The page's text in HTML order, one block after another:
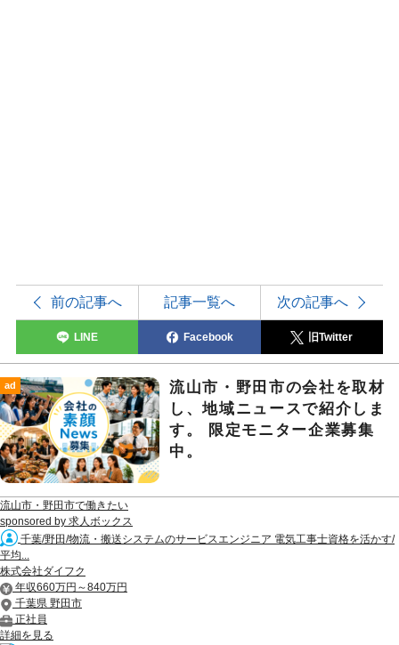
前の記事へ 記事一覧へ 次の記事へ
LINE Facebook 旧Twitter
ad
流山市・野田市の会社を取材
し、地域ニュースで紹介しま
す。 限定モニター企業募集
中。
流山市・野田市で働きたい
sponsored by 求人ボックス
千葉/野田/物流・搬送システムのサービスエンジニア 電気工事士資格を活かす/
平均...
株式会社ダイフク
年収660万円～840万円
千葉県 野田市
正社員
詳細を見る